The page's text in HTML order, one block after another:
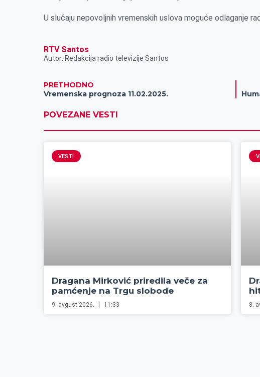
U slučaju nepovoljnih vremenskih uslova moguće odlaganje
RTV Santos
Autor: Redakcija radio televizije Santos
PRETHODNO
Vremenska prognoza 11.02.2025.
POVEZANE VESTI
VESTI
Dragana Mirković priredila veče za
pamćenje na Trgu slobode
9. avgust 2026. 11:33 8.